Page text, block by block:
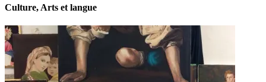
Culture, Arts et langue